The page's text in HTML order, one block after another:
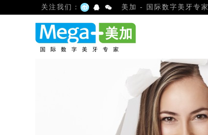
关注我们： 美加 - 国际数字美牙专家